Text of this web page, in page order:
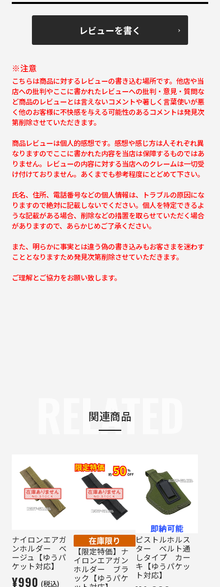
レビューを書く
※注意
こちらは商品に対するレビューの書き込む場所です。他店や当
店への批判やここに書かれたレビューへの批判・意見・質問な
ど商品のレビューとは言えないコメントや著しく言葉使いが悪
く他のお客様に不快感を与える可能性のあるコメントは発見次
第削除させていただきます。
商品レビューは個人的感想です。感想や感じ方は人それぞれ異
なりますのでここに書かれた内容を当店は保障するものではあ
りません。レビューの内容に対する当店へのクレームは一切受
け付けておりません。あくまでも参考程度にとどめて下さい。
氏名、住所、電話番号などの個人情報は、トラブルの原因にな
りますので絶対に記載しないでください。個人を特定できるよ
うな記載がある場合、削除などの措置を取らせていただく場合
がありますので、あらかじめご了承ください。
また、明らかに事実とは違う偽の書き込みもお客さまを迷わす
こととなりますため発見次第削除させていただきます。
ご理解とご協力をお願い致します。
関連商品
RELATED
ナイロンエアガ
ンホルダー ベ
ージュ【ゆうパ
ケット対応】
¥990 (税込)
【限定特価】ナ
イロンエアガン
ホルダー ブラ
ック【ゆうパケ
ピストルホルス
ター ベルト通
しタイプ カー
キ【ゆうパケッ
ト対応】